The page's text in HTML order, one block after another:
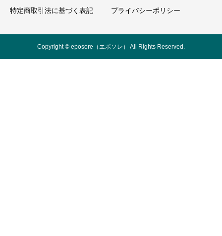
特定商取引法に基づく表記 プライバシーポリシー
Copyright © eposore（エポソレ） All Rights Reserved.